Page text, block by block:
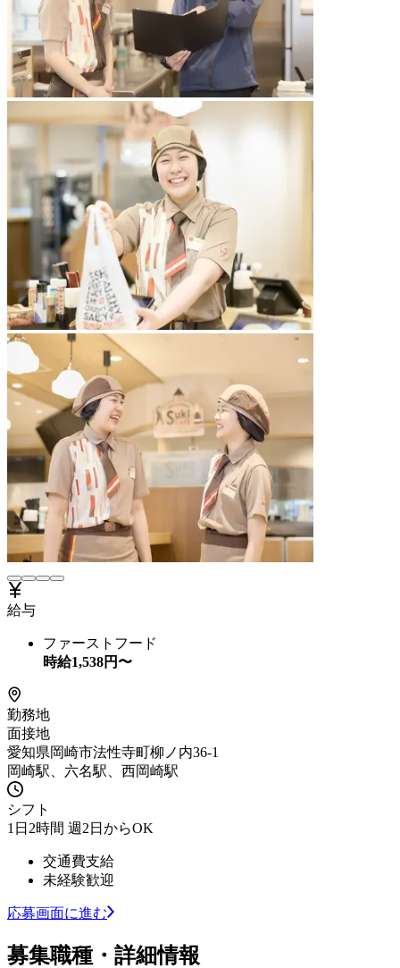
給与
ファーストフード
時給1,538円〜
勤務地
面接地
愛知県岡崎市法性寺町柳ノ内36-1
岡崎駅、六名駅、西岡崎駅
シフト
1日2時間 週2日からOK
交通費支給
未経験歓迎
応募画面に進む
募集職種・詳細情報